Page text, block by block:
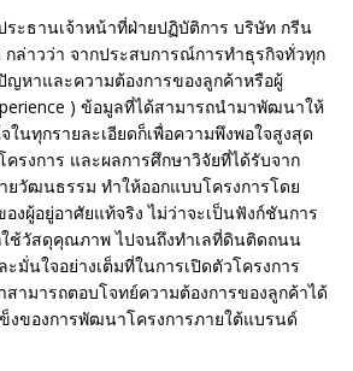
ะธานเจ้าหน้าที่ฝ่ายปฏิบัติการ บริษัท กรีน
ล่าวว่า จากประสบการณ์การทำธุรกิจทั่วทุก
ญหาและความต้องการของลูกค้าหรือผู้
) ข้อมูลที่ได้สามารถนำมาพัฒนาให้
ในทุกรายละเอียดก็เพื่อความพึงพอใจสูงสุด
รงการ และผลการศึกษาวิจัยที่ได้รับจาก
ยวัฒนธรรม ทำให้ออกแบบโครงการโดย
งผู้อยู่อาศัยแท้จริง ไม่ว่าจะเป็นฟังก์ชันการ
ช้วัสดุคุณภาพ ไปจนถึงทำเลที่ดินติดถนน
มั่นใจอย่างเต็มที่ในการเปิดตัวโครงการ
สามารถตอบโจทย์ความต้องการของลูกค้าได้
งของการพัฒนาโครงการภายใต้แบรนด์